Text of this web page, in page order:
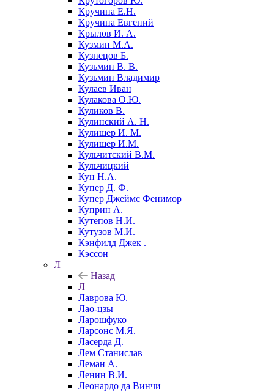
Кручина Е.Н.
Кручина Евгений
Крылов И. А.
Кузмин М.А.
Кузнецов Б.
Кузьмин В. В.
Кузьмин Владимир
Кулаев Иван
Кулакова О.Ю.
Куликов В.
Кулинский А. Н.
Кулишер И. М.
Кулишер И.М.
Кульчитский В.М.
Кульчицкий
Кун Н.А.
Купер Д. Ф.
Купер Джеймс Фенимор
Куприн А.
Кутепов Н.И.
Кутузов М.И.
Кэнфилд Джек .
Кэссон
Л
Назад
Л
Лаврова Ю.
Лао-цзы
Ларошфуко
Ларсонс М.Я.
Ласерда Д.
Лем Станислав
Леман А.
Ленин В.И.
Леонардо да Винчи